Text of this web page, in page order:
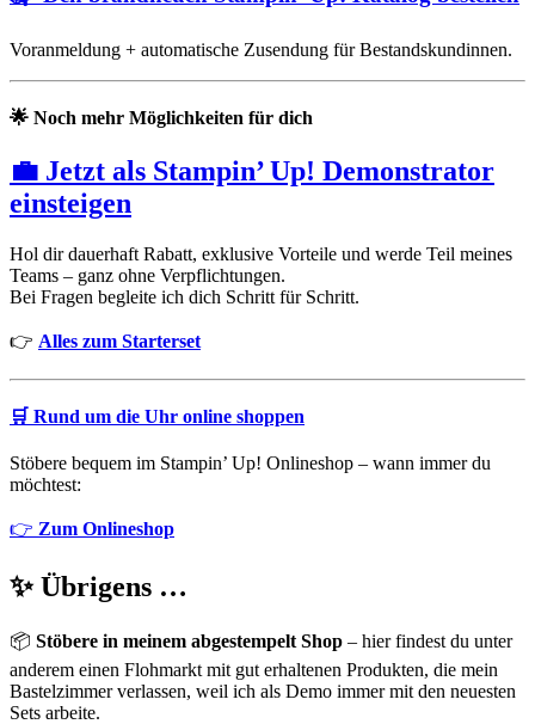
Voranmeldung + automatische Zusendung für Bestandskundinnen.
🌟 Noch mehr Möglichkeiten für dich
💼 Jetzt als Stampin’ Up! Demonstrator
einsteigen
Hol dir dauerhaft Rabatt, exklusive Vorteile und werde Teil meines
Teams – ganz ohne Verpflichtungen.
Bei Fragen begleite ich dich Schritt für Schritt.
👉 Alles zum Starterset
🛒 Rund um die Uhr online shoppen
Stöbere bequem im Stampin’ Up! Onlineshop – wann immer du
möchtest:
👉 Zum Onlineshop
✨ Übrigens …
📦 Stöbere in meinem abgestempelt Shop – hier findest du unter
anderem einen Flohmarkt mit gut erhaltenen Produkten, die mein
Bastelzimmer verlassen, weil ich als Demo immer mit den neuesten
Sets arbeite.